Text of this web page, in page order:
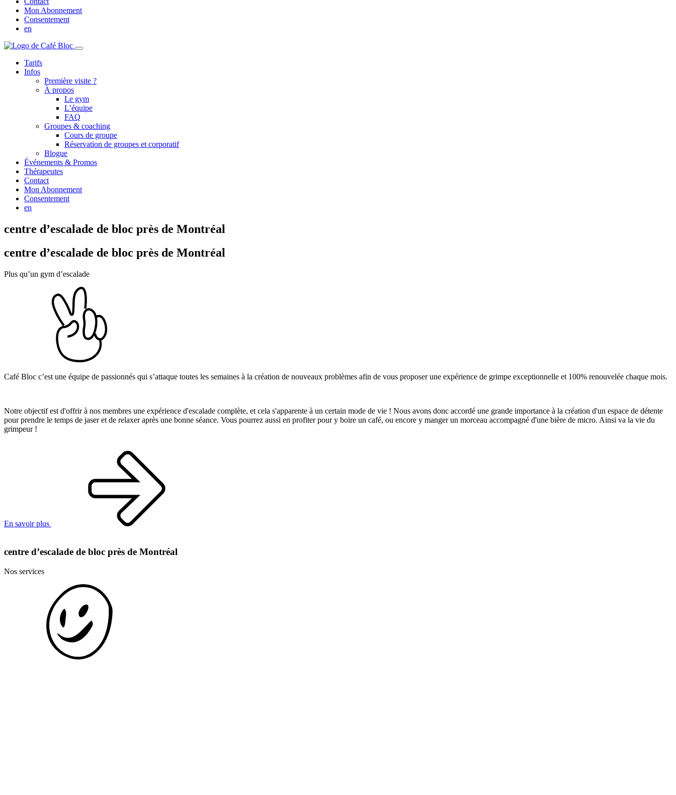
Mon Abonnement
Consentement
en
Tarifs
Infos
Première visite ?
À propos
Le gym
L’équipe
FAQ
Groupes & coaching
Cours de groupe
Réservation de groupes et corporatif
Blogue
Événements & Promos
Thérapeutes
Contact
Mon Abonnement
Consentement
en
centre d’escalade de bloc près de Montréal
centre d’escalade de bloc près de Montréal
Plus qu’un gym d’escalade
Café Bloc c’est une équipe de passionnés qui s’attaque toutes les semaines à la création de nouveaux problèmes afin de vous proposer une expérience de grimpe exceptionnelle et 100% renouvelée chaque mois.
Notre objectif est d'offrir à nos membres une expérience d'escalade complète, et cela s'apparente à un certain mode de vie ! Nous avons donc accordé une grande importance à la création d'un espace de détente
pour prendre le temps de jaser et de relaxer après une bonne séance. Vous pourrez aussi en profiter pour y boire un café, ou encore y manger un morceau accompagné d'une bière de micro. Ainsi va la vie du
grimpeur !
En savoir plus
centre d’escalade de bloc près de Montréal
Nos services